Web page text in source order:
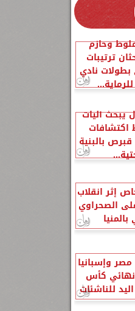
وحازم
ترتيبات
نادي
يبحث آليات
اكتشافات
بالبنية
8 أشخاص إثر انقلاب
الصحراوي
بالمنيا
وإسبانيا
كأس
للناشئات